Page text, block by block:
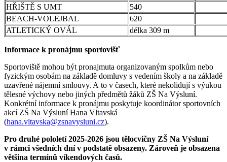
HŘIŠTĚ S UMT
540
BEACH-VOLEJBAL
620
ATLETICKÝ OVÁL
délka 309 m
Informace k pronájmu sportovišť
Sportoviště mohou být pronajmuta organizovaným spolkům nebo
fyzickým osobám na základě domluvy s vedením školy a na základě
uzavřené nájemní smlouvy. A to v časech, které nekolidují s výukou
tělesné výchovy nebo jiných předmětů žáků ZŠ Na Výsluní.
Konkrétní informace k pronájmu poskytuje koordinátor sportovních
akcí ZŠ Na Výsluní Hana Vltavská
(hana.vltavska@zsnavysluni.cz).
Pro druhé pololetí 2025-2026 jsou tělocvičny ZŠ Na Výsluní
v rámci všedních dní v podstatě obsazeny. Zároveň je obsazena
většina termínů víkendových časů.